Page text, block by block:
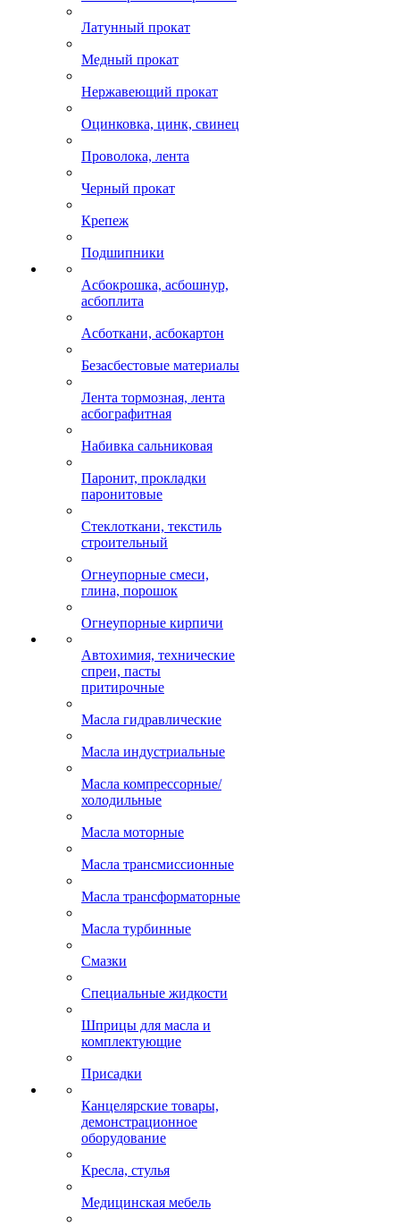
Латунный прокат
Медный прокат
Нержавеющий прокат
Оцинковка, цинк, свинец
Проволока, лента
Черный прокат
Крепеж
Подшипники
Асбокрошка, асбошнур,
асбоплита
Асботкани, асбокартон
Безасбестовые материалы
Лента тормозная, лента
асбографитная
Набивка сальниковая
Паронит, прокладки
паронитовые
Стеклоткани, текстиль
строительный
Огнеупорные смеси,
глина, порошок
Огнеупорные кирпичи
Автохимия, технические
спреи, пасты
притирочные
Масла гидравлические
Масла индустриальные
Масла компрессорные/
холодильные
Масла моторные
Масла трансмиссионные
Масла трансформаторные
Масла турбинные
Смазки
Специальные жидкости
Шприцы для масла и
комплектующие
Присадки
Канцелярские товары,
демонстрационное
оборудование
Кресла, стулья
Медицинская мебель